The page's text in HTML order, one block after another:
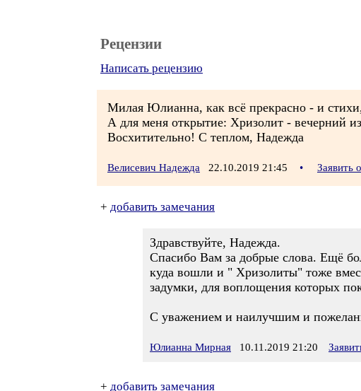
Рецензии
Написать рецензию
Милая Юлианна, как всё прекрасно - и
А для меня открытие: Хризолит - вечерний
Восхитительно! С теплом, Надежда
Велисевич Надежда 22.10.2019 21:45 • Заявить
+ добавить замечания
Здравствуйте, Надежда.
Спасибо Вам за добрые слова. Ещё
куда вошли и " Хризолиты" тоже
задумки, для воплощения которых
С уважением и наилучшим и
Юлианна Мирная 10.11.2019 21:20
+ добавить замечания